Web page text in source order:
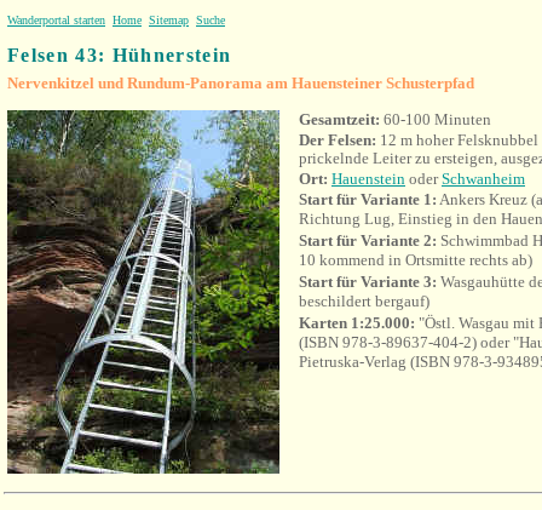
Wanderportal starten Home Sitemap Suche
Felsen 43: Hühnerstein
Nervenkitzel und Rundum-Panorama am Hauensteiner Schusterpfad
Gesamtzeit: 60-100 Minuten
Der Felsen: 12 m hoher
prickelnde Leiter zu ersteigen,
Ort: Hauenstein oderSchwanheim
Start für Variante 1: Ankers Kreuz
Richtung Lug, Einstieg in den
Start für Variante 2: Schwimmbad
10 kommend in Ortsmitte rechts ab)
Start für Variante 3: Wasgauhütte
beschildert bergauf)
Karten 1:25.000: "Östl. Wasgau mit
(ISBN 978-3-89637-404-2) oder
Pietruska-Verlag (ISBN 978-3-